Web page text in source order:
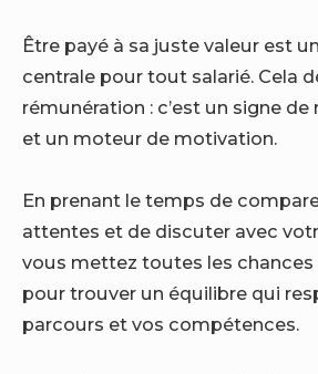
Être payé à sa juste valeur est
centrale pour tout salarié. Cela
rémunération : c’est un signe
et un moteur de motivation.
En prenant le temps de
attentes et de discuter avec
vous mettez toutes les
pour trouver un équilibre qui
parcours et vos compétences.